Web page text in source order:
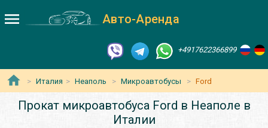
Авто-Аренда
+4917622366899
Италия Неаполь Микроавтобусы Ford
Прокат микроавтобуса Ford в Неаполе в
Италии